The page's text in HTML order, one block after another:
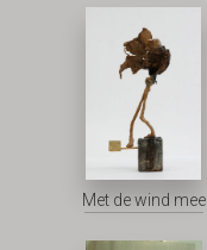
Met de wind mee